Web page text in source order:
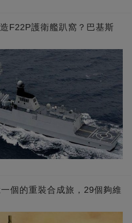
F22P護衛艦趴窩？巴基斯
個的重裝合成旅，29個夠維